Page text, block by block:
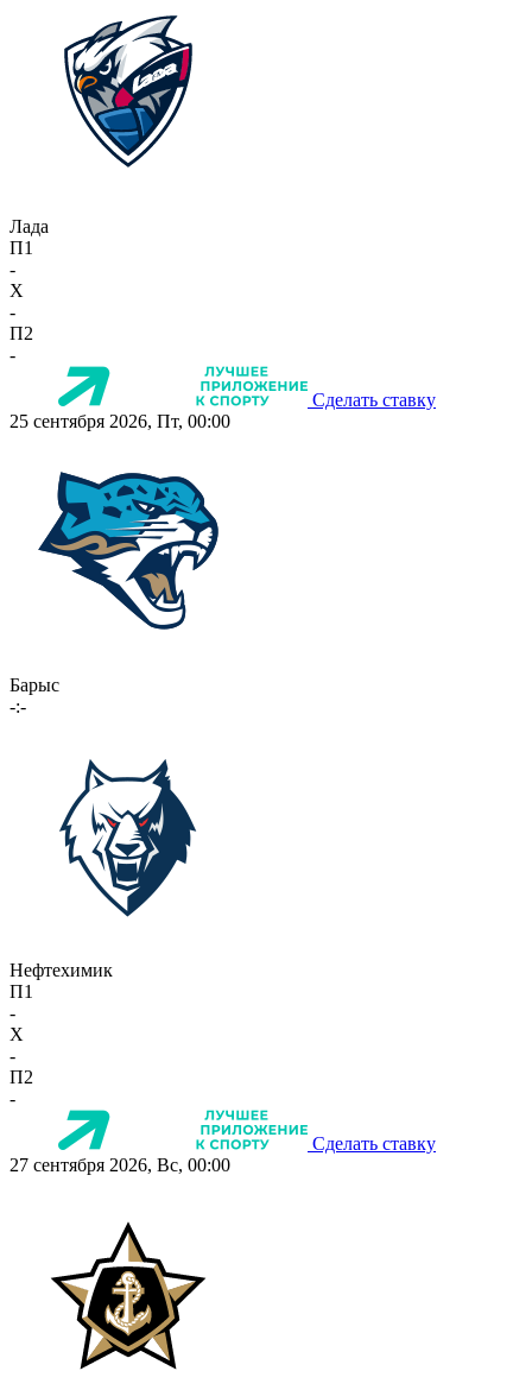
Лада
П1
-
X
-
П2
-
Сделать ставку
25 сентября 2026, Пт, 00:00
Барыс
-:-
Нефтехимик
П1
-
X
-
П2
-
Сделать ставку
27 сентября 2026, Вс, 00:00